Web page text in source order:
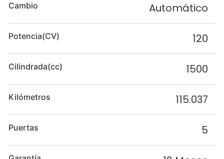
Cambio Automático
Potencia(CV) 120
Cilindrada(cc) 1500
Kilómetros 115.037
Puertas 5